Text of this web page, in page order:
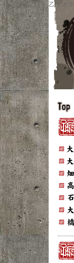
乙三.オ
TOP
プロ
大竹
大竹
畑野
高橋
石井
大郷
橋本
リリ